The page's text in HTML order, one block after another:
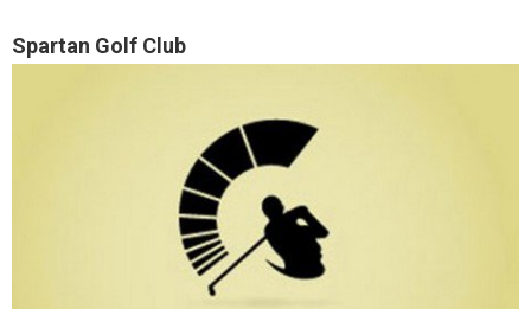
Spartan Golf Club